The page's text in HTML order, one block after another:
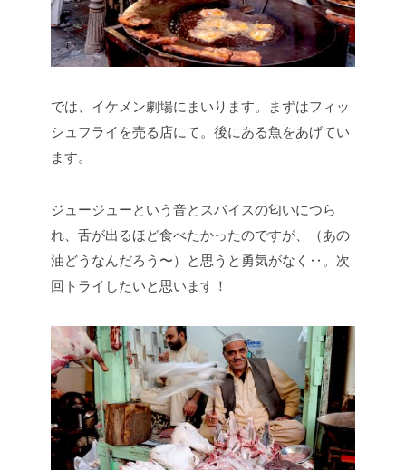
では、イケメン劇場にまいります。まずはフィッ
シュフライを売る店にて。後にある魚をあげてい
ます。
ジュージューという音とスパイスの匂いにつら
れ、舌が出るほど食べたかったのですが、（あの
油どうなんだろう〜）と思うと勇気がなく‥。次
回トライしたいと思います！